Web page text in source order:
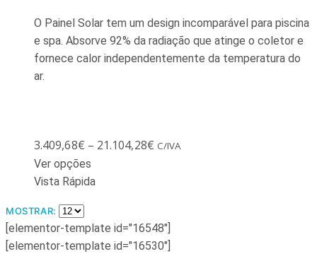
O Painel Solar tem um design incomparável para piscina
e spa. Absorve 92% da radiação que atinge o coletor e
fornece calor independentemente da temperatura do
ar.
3.409,68€ – 21.104,28€ C/IVA
Ver opções
Vista Rápida
MOSTRAR:
[elementor-template id="16548"]
[elementor-template id="16530"]